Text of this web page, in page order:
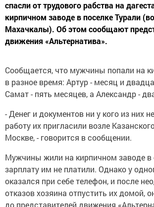
спасли от трудового рабства на
кирпичном заводе в поселке Турали
Махачкалы). Об этом сообщают
движения «Альтернатива».
Сообщается, что мужчины попали на
в разное время: Артур - месяц и
Самат - пять месяцев, а Александр -
- Денег и документов ни у кого из них
работу их пригласили возле
Москве, - говорится в сообщении.
Мужчины жили на кирпичном заводе в
зарплату им не платили. Однако у
оказался при себе телефон, и после
отказов хозяина отпустить их домой,
до представителей движения